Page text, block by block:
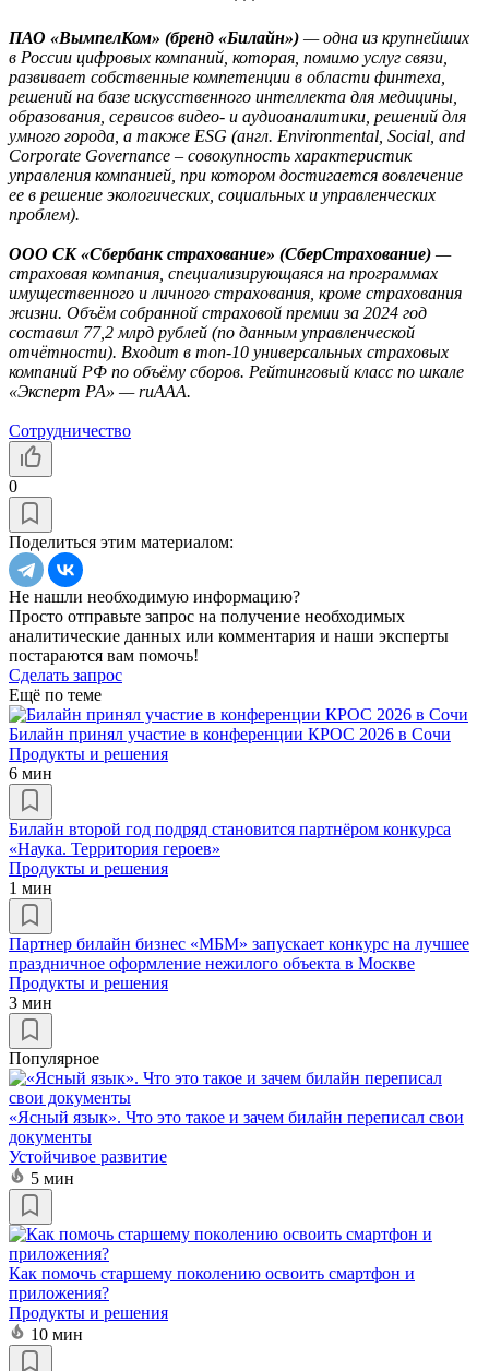
ПАО «ВымпелКом» (бренд «Билайн») — одна из крупнейших
в России цифровых компаний, которая, помимо услуг связи,
развивает собственные компетенции в области финтеха,
решений на базе искусственного интеллекта для медицины,
образования, сервисов видео- и аудиоаналитики, решений для
умного города, а также ESG (англ. Environmental, Social, and
Corporate Governance – совокупность характеристик
управления компанией, при котором достигается вовлечение
ее в решение экологических, социальных и управленческих
проблем).
ООО СК «Сбербанк страхование» (СберСтрахование) —
страховая компания, специализирующаяся на программах
имущественного и личного страхования, кроме страхования
жизни. Объём собранной страховой премии за 2024 год
составил 77,2 млрд рублей (по данным управленческой
отчётности). Входит в топ-10 универсальных страховых
компаний РФ по объёму сборов. Рейтинговый класс по шкале
«Эксперт РА» — ruAAА.
Сотрудничество
0
Поделиться этим материалом:
Не нашли необходимую информацию?
Просто отправьте запрос на получение необходимых
аналитические данных или комментария и наши эксперты
постараются вам помочь!
Сделать запрос
Ещё по теме
Билайн принял участие в конференции КРОС 2026 в Сочи
Продукты и решения
6 мин
Билайн второй год подряд становится партнёром конкурса
«Наука. Территория героев»
Продукты и решения
1 мин
Партнер билайн бизнес «МБМ» запускает конкурс на лучшее
праздничное оформление нежилого объекта в Москве
Продукты и решения
3 мин
Популярное
«Ясный язык». Что это такое и зачем билайн переписал свои
документы
Устойчивое развитие
5 мин
Как помочь старшему поколению освоить смартфон и
приложения?
Продукты и решения
10 мин